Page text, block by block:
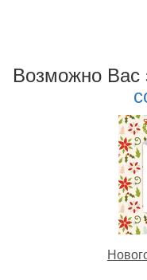
Возможно Ваc